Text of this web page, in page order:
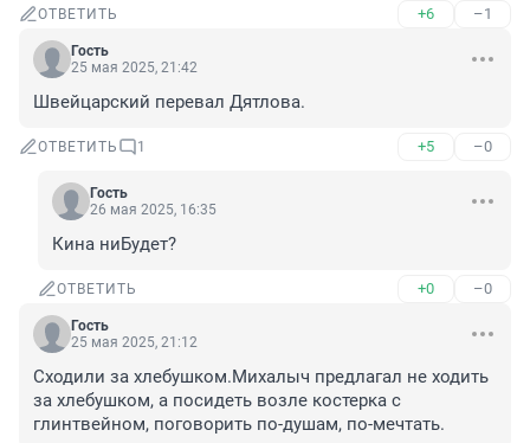
ОТВЕТИТЬ +6 –1
Гость
25 мая 2025, 21:42
Швейцарский перевал Дятлова.
ОТВЕТИТЬ 1 +5 –0
Гость
26 мая 2025, 16:35
Кина ниБудет?
ОТВЕТИТЬ +0 –0
Гость
25 мая 2025, 21:12
Сходили за хлебушком.Михалыч предлагал не ходить
за хлебушком, а посидеть возле костерка с
глинтвейном, поговорить по-душам, по-мечтать.